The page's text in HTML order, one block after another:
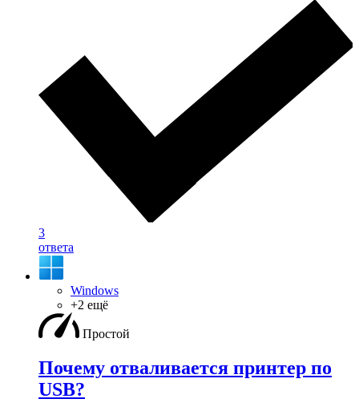
3
ответа
Windows
+2 ещё
Простой
Почему отваливается принтер по
USB?